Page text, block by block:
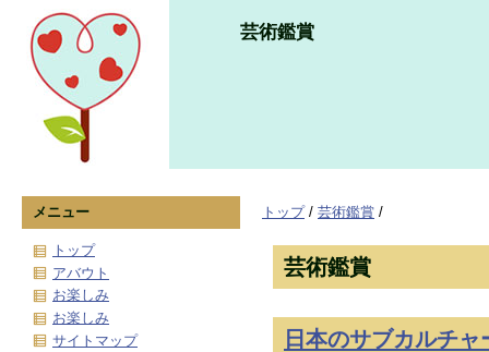
芸術鑑賞
トップ/ 芸術鑑賞 /
芸術鑑賞
日本のサブカルチャ
メニュー
トップ
アバウト
お楽しみ
お楽しみ
サイトマップ